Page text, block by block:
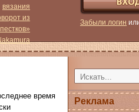
вязания
из
Забыли логин
время
Реклама